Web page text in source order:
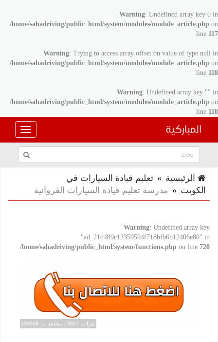
Warning: Undefined array key 0 in
/home/sahadriving/public_html/system/modules/module_article.php on
line 117
Warning: Trying to access array offset on value of type null in
/home/sahadriving/public_html/system/modules/module_article.php on
line 118
Warning: Undefined array key "" in
/home/sahadriving/public_html/system/modules/module_article.php on
line 118
الرئيسية » تعليم قيادة السيارات في
الكويت » مدرسة تعليم قيادة السيارات الفروانية
Warning: Undefined array key
"ad_21d489c12359594f718bfb6b12406e80" in
/home/sahadriving/public_html/system/functions.php on line 720
نقرات: 8657 / مشاهدات: 139508